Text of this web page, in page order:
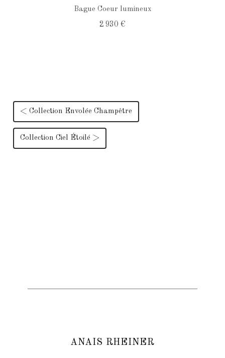
Bague Coeur lumineux
2 930 €
< Collection Envolée Champêtre
Collection Ciel Étoilé >
ANAIS RHEINER